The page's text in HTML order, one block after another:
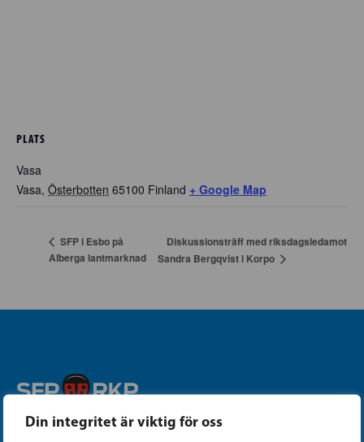
Din integritet är viktig för oss
PLATS
Vasa
Vasa, Österbotten 65100 Finland + Google Map
SFP i Esbo på
Alberga lantmarknad
Diskussionsträff med riksdagsledamot
Sandra Bergqvist i Korpo
Instagram